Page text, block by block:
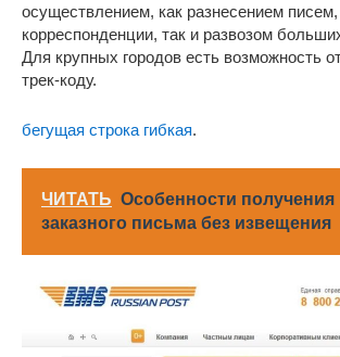
осуществлением, как разнесением
корреспонденции, так и развозом
Для крупных городов есть возможность
трек-коду.
бегущая строка гибкая.
ЧИТАТЬ Особенности получения
заказного письма без извещения